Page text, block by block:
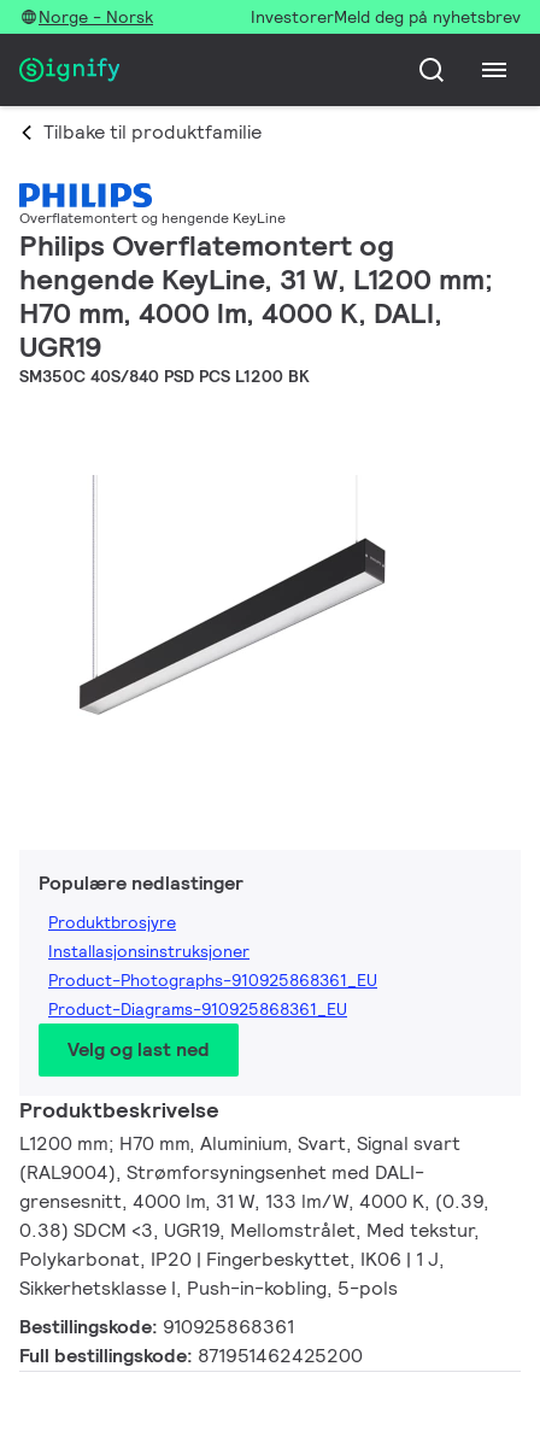
Norge - Norsk InvestorerMeld deg på nyhetsbrev
Tilbake til produktfamilie
Overflatemontert og hengende KeyLine
Philips Overflatemontert og
hengende KeyLine, 31 W, L1200 mm;
H70 mm, 4000 lm, 4000 K, DALI,
UGR19
SM350C 40S/840 PSD PCS L1200 BK
Populære nedlastinger
Produktbrosjyre
Installasjonsinstruksjoner
Product-Photographs-910925868361_EU
Product-Diagrams-910925868361_EU
Velg og last ned
Produktbeskrivelse
L1200 mm; H70 mm, Aluminium, Svart, Signal svart
(RAL9004), Strømforsyningsenhet med DALI-
grensesnitt, 4000 lm, 31 W, 133 lm/W, 4000 K, (0.39,
0.38) SDCM <3, UGR19, Mellomstrålet, Med tekstur,
Polykarbonat, IP20 | Fingerbeskyttet, IK06 | 1 J,
Sikkerhetsklasse I, Push-in-kobling, 5-pols
Bestillingskode: 910925868361
Full bestillingskode: 871951462425200